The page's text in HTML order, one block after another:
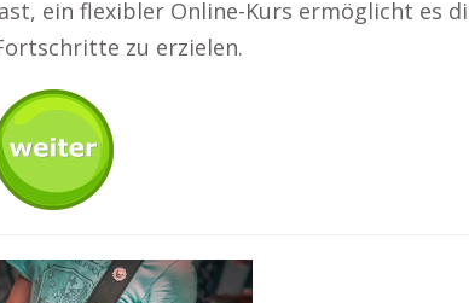
ein flexibler Online-Kurs ermöglicht es
zu erzielen.